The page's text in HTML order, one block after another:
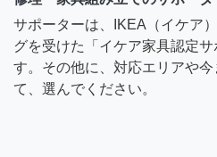
サポーターは、IKEA（イケア
グを受けた「イケア家具認定
す。その他に、対応エリアや
て、選んでください。